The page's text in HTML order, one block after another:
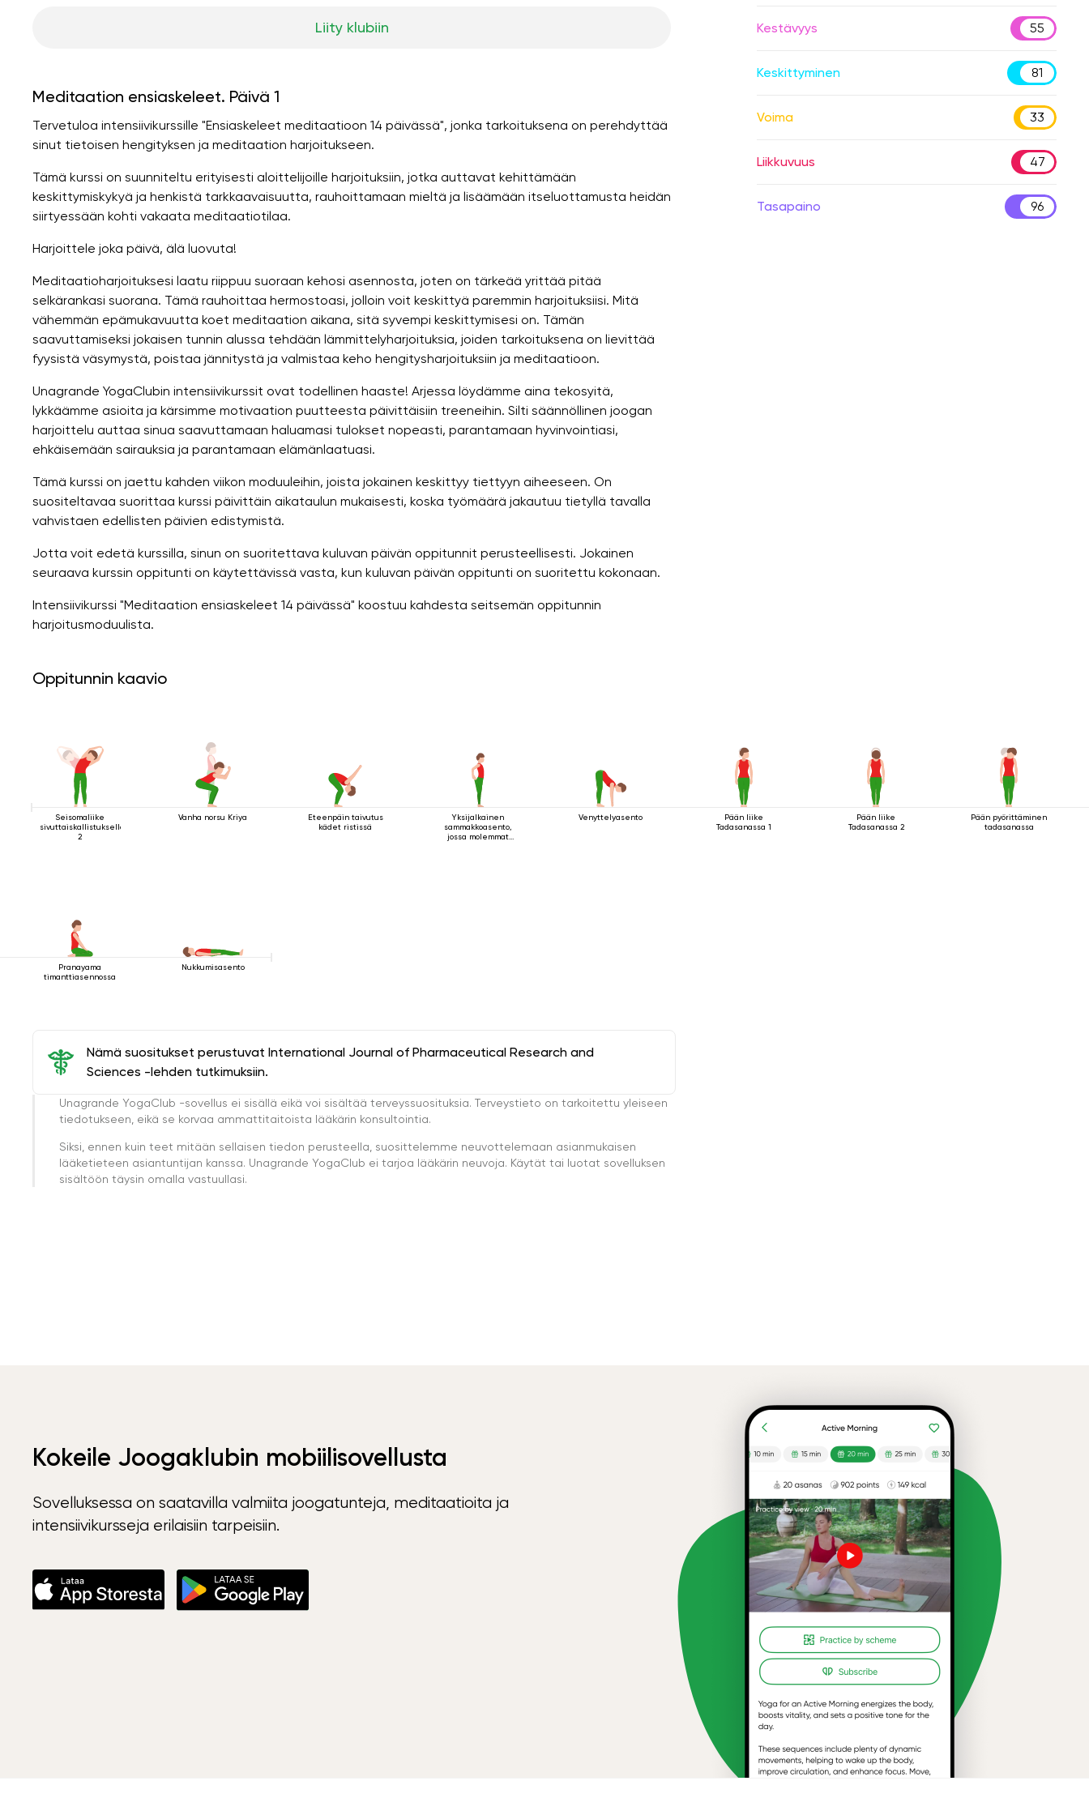
Liity klubiin
Meditaation ensiaskeleet. Päivä 1
Tervetuloa intensiivikurssille "Ensiaskeleet meditaatioon 14 päivässä", jonka tarkoituksena on perehdyttää
sinut tietoisen hengityksen ja meditaation harjoitukseen.
Tämä kurssi on suunniteltu erityisesti aloittelijoille harjoituksiin, jotka auttavat kehittämään
keskittymiskykyä ja henkistä tarkkaavaisuutta, rauhoittamaan mieltä ja lisäämään itseluottamusta heidän
siirtyessään kohti vakaata meditaatiotilaa.
Harjoittele joka päivä, älä luovuta!
Meditaatioharjoituksesi laatu riippuu suoraan kehosi asennosta, joten on tärkeää yrittää pitää
selkärankasi suorana. Tämä rauhoittaa hermostoasi, jolloin voit keskittyä paremmin harjoituksiisi. Mitä
vähemmän epämukavuutta koet meditaation aikana, sitä syvempi keskittymisesi on. Tämän
saavuttamiseksi jokaisen tunnin alussa tehdään lämmittelyharjoituksia, joiden tarkoituksena on lievittää
fyysistä väsymystä, poistaa jännitystä ja valmistaa keho hengitysharjoituksiin ja meditaatioon.
Unagrande YogaClubin intensiivikurssit ovat todellinen haaste! Arjessa löydämme aina tekosyitä,
lykkäämme asioita ja kärsimme motivaation puutteesta päivittäisiin treeneihin. Silti säännöllinen joogan
harjoittelu auttaa sinua saavuttamaan haluamasi tulokset nopeasti, parantamaan hyvinvointiasi,
ehkäisemään sairauksia ja parantamaan elämänlaatuasi.
Tämä kurssi on jaettu kahden viikon moduuleihin, joista jokainen keskittyy tiettyyn aiheeseen. On
suositeltavaa suorittaa kurssi päivittäin aikataulun mukaisesti, koska työmäärä jakautuu tietyllä tavalla
vahvistaen edellisten päivien edistymistä.
Jotta voit edetä kurssilla, sinun on suoritettava kuluvan päivän oppitunnit perusteellisesti. Jokainen
seuraava kurssin oppitunti on käytettävissä vasta, kun kuluvan päivän oppitunti on suoritettu kokonaan.
Intensiivikurssi "Meditaation ensiaskeleet 14 päivässä" koostuu kahdesta seitsemän oppitunnin
harjoitusmoduulista.
Kestävyys 55
Keskittyminen 81
Voima 33
Liikkuvuus 47
Tasapaino 96
Oppitunnin kaavio
Seisomaliike
sivuttaiskallistuksella
2
Vanha norsu Kriya
Eteenpäin taivutus
kädet ristissä
Yksijalkainen
sammakkoasento,
jossa molemmat
Venyttelyasento
Pään liike
Tadasanassa 1
Pään liike
Tadasanassa 2
Pään pyörittäminen
tadasanassa
Pranayama
timanttiasennossa
Nukkumisasento
Nämä suositukset perustuvat International Journal of Pharmaceutical Research and
Sciences -lehden tutkimuksiin.
Unagrande YogaClub -sovellus ei sisällä eikä voi sisältää terveyssuosituksia. Terveystieto on tarkoitettu yleiseen
tiedotukseen, eikä se korvaa ammattitaitoista lääkärin konsultointia.
Siksi, ennen kuin teet mitään sellaisen tiedon perusteella, suosittelemme neuvottelemaan asianmukaisen
lääketieteen asiantuntijan kanssa. Unagrande YogaClub ei tarjoa lääkärin neuvoja. Käytät tai luotat sovelluksen
sisältöön täysin omalla vastuullasi.
Kokeile Joogaklubin mobiilisovellusta
Sovelluksessa on saatavilla valmiita joogatunteja, meditaatioita ja
intensiivikursseja erilaisiin tarpeisiin.